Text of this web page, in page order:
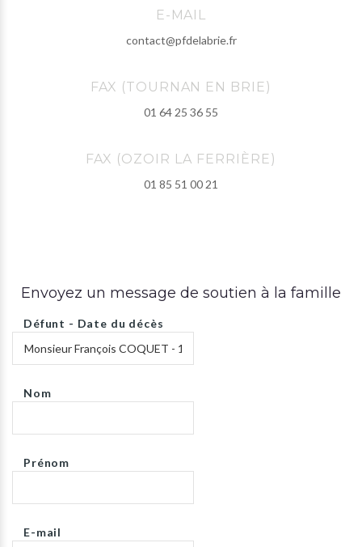
E-MAIL
contact@pfdelabrie.fr
FAX (TOURNAN EN BRIE)
01 64 25 36 55
FAX (OZOIR LA FERRIÈRE)
01 85 51 00 21
Envoyez un message de soutien à la famille
Défunt - Date du décès
Nom
Prénom
E-mail